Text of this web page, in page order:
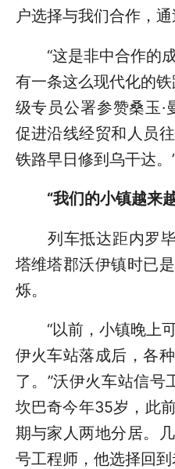
户选择与我们合作，
“这是非中合作的成
有一条这么现代化的
级专员公署参赞桑玉·
促进沿线经贸和人员
铁路早日修到乌干达。
“我们的小镇越来
列车抵达距内罗
塔维塔郡沃伊镇时已
烁。
“以前，小镇晚上可
伊火车站落成后，各
了。”沃伊火车站信号
坎巴奇今年35岁，此
期与家人两地分居。
号工程师，他选择回